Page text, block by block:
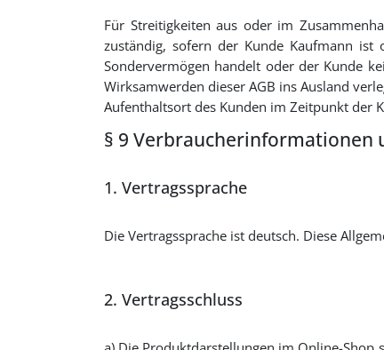
Für Streitigkeiten aus oder im
zuständig, sofern der Kunde Kaufmann
Sondervermögen handelt oder der Kunde
Wirksamwerden dieser AGB ins Ausland
Aufenthaltsort des Kunden im Zeitpunkt der
§ 9 Verbraucherinformationen
1. Vertragssprache
Die Vertragssprache ist deutsch. Diese
2. Vertragsschluss